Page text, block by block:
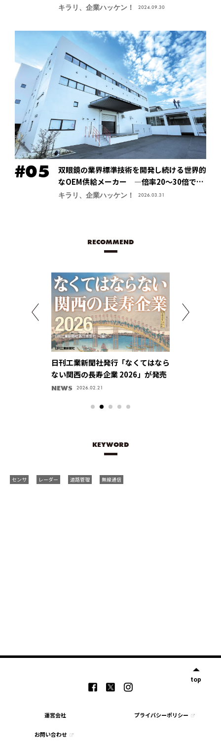
（ニッパツ）】
キラリ、企業ハッケン！ 2024.09.30
双眼鏡の業界標準技術を開発し続ける世界的
なOEM供給メーカー ―倍率20～30倍でも
像が安定する手振れ防止技術で特許取得、今
キラリ、企業ハッケン！ 2026.03.31
RECOMMEND
新しい自動運転や電気自動車開発の
要素技術を集め未来を創造する【三
菱電機株式会社・先進応用開発セン
キラリ、企業ハッケン！
KEYWORD
センサ レーダー 道路管理 無線通信
top
運営会社 プライバシーポリシー
お問い合わせ